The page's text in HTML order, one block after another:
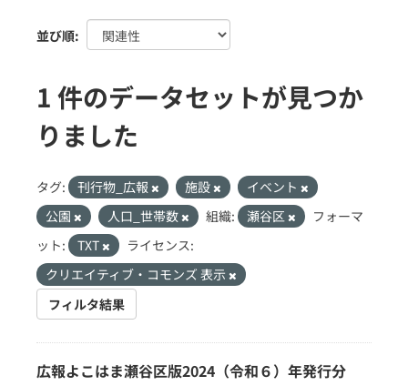
並び順
1 件のデータセットが見つか
りました
タグ: 刊行物_広報 施設
イベント
公園
人口_世帯数 組織: 瀬谷区
フォーマ
ット:
TXT
ライセンス:
クリエイティブ・コモンズ 表示
フィルタ結果
広報よこはま瀬谷区版2024（令和６）年発行分